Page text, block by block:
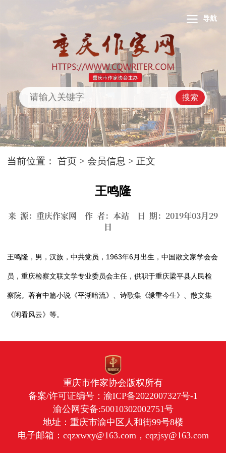
导航
搜索
当前位置：首页 >会员信息 > 正文
王鸣隆
来 源：重庆作家网 作 者：本站 日 期：2019年03月29
日
王鸣隆，男，汉族，中共党员，1963年6月出生，中国散文家学会会
员，重庆检察文联文学专业委员会主任，供职于重庆梁平县人民检
察院。著有中篇小说《平湖暗流》、诗歌集《缘重今生》、散文集
《闲看风云》等。
重庆市作家协会版权所有
备案/许可证编号： 渝ICP备2022007327号-1
渝公网安备:50010302002751号
地址：重庆市渝中区人和街99号8楼
电子邮箱：cqzxwxy@163.com，cqzjsy@163.com